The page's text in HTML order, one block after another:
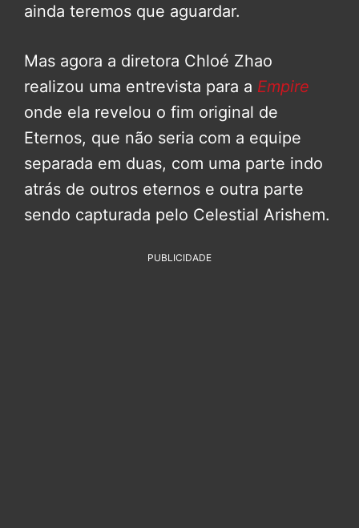
ainda teremos que aguardar.
Mas agora a diretora Chloé Zhao
realizou uma entrevista para a Empire
onde ela revelou o fim original de
Eternos, que não seria com a equipe
separada em duas, com uma parte indo
atrás de outros eternos e outra parte
sendo capturada pelo Celestial Arishem.
PUBLICIDADE